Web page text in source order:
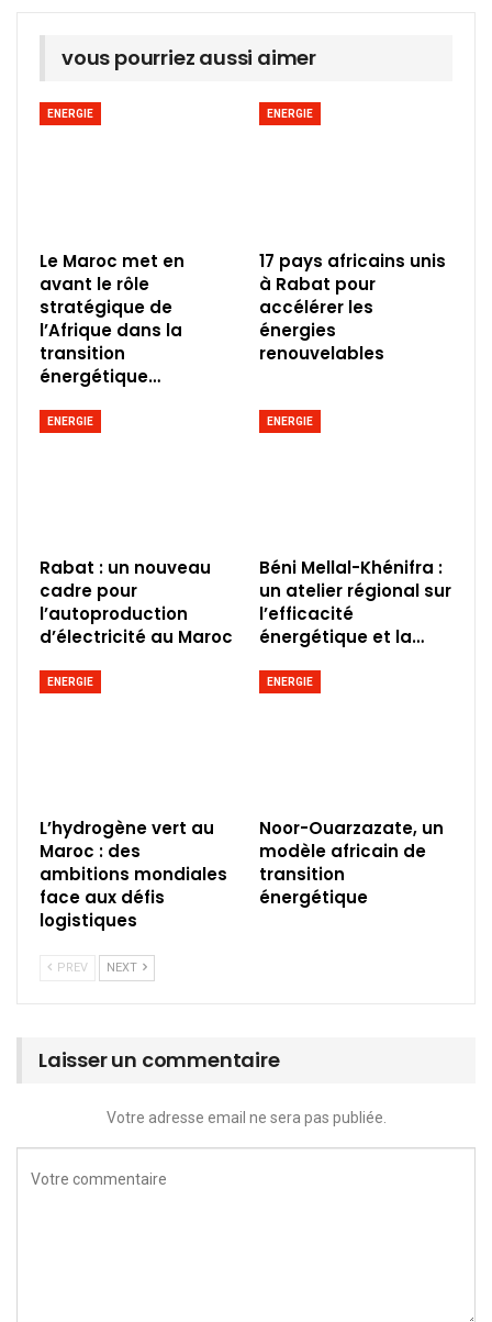
vous pourriez aussi aimer
ENERGIE
Le Maroc met en
avant le rôle
stratégique de
l’Afrique dans la
transition
énergétique…
ENERGIE
17 pays africains unis
à Rabat pour
accélérer les
énergies
renouvelables
ENERGIE
Rabat : un nouveau
cadre pour
l’autoproduction
d’électricité au Maroc
ENERGIE
Béni Mellal-Khénifra :
un atelier régional sur
l’efficacité
énergétique et la…
ENERGIE
L’hydrogène vert au
Maroc : des
ambitions mondiales
face aux défis
logistiques
ENERGIE
Noor-Ouarzazate, un
modèle africain de
transition
énergétique
PREV NEXT
Laisser un commentaire
Votre adresse email ne sera pas publiée.